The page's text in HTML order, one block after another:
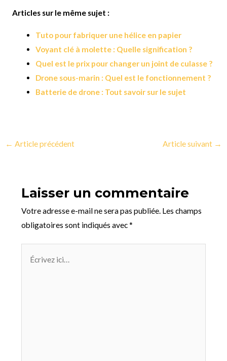
Articles sur le même sujet :
Tuto pour fabriquer une hélice en papier
Voyant clé à molette : Quelle signification ?
Quel est le prix pour changer un joint de culasse ?
Drone sous-marin : Quel est le fonctionnement ?
Batterie de drone : Tout savoir sur le sujet
← Article précédent Article suivant →
Laisser un commentaire
Votre adresse e-mail ne sera pas publiée. Les champs
obligatoires sont indiqués avec*
ici…